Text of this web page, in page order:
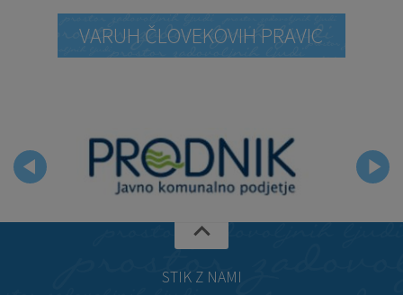
VARUH ČLOVEKOVIH PRAVIC
STIK Z NAMI